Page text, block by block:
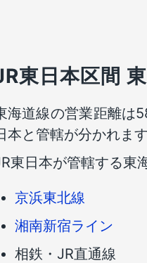
東日本区間
海道線の営業距離は
本と管轄が分かれます
東日本が管轄する東
京浜東北線
湘南新宿ライン
相鉄・JR直通線